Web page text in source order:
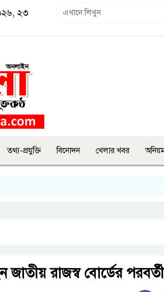
২৩
তথ্য-প্রযুক্তি বিনোদন খেলার খবর
জাতীয় রাজস্ব বোর্ডের